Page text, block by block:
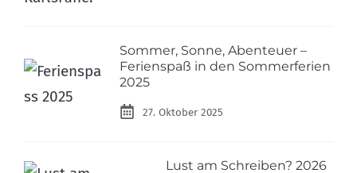
Sommer, Sonne, Abenteuer –
Ferienspaß in den Sommerferien
2025
27. Oktober 2025
Lust am Schreiben? 2026